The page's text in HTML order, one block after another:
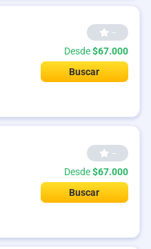
--
Desde$67.000
Buscar
--
Desde$67.000
Buscar